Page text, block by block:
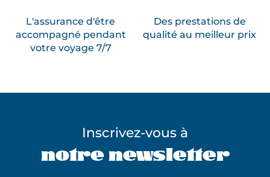
L'assurance d'être
accompagné pendant
votre voyage 7/7
Des prestations de
qualité au meilleur prix
Inscrivez-vous à
notre newsletter